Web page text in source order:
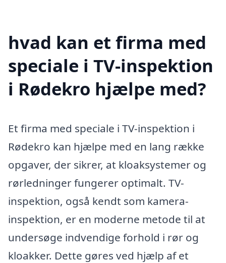
hvad kan et firma med
speciale i TV-inspektion
i Rødekro hjælpe med?
Et firma med speciale i TV-inspektion i
Rødekro kan hjælpe med en lang række
opgaver, der sikrer, at kloaksystemer og
rørledninger fungerer optimalt. TV-
inspektion, også kendt som kamera-
inspektion, er en moderne metode til at
undersøge indvendige forhold i rør og
kloakker. Dette gøres ved hjælp af et